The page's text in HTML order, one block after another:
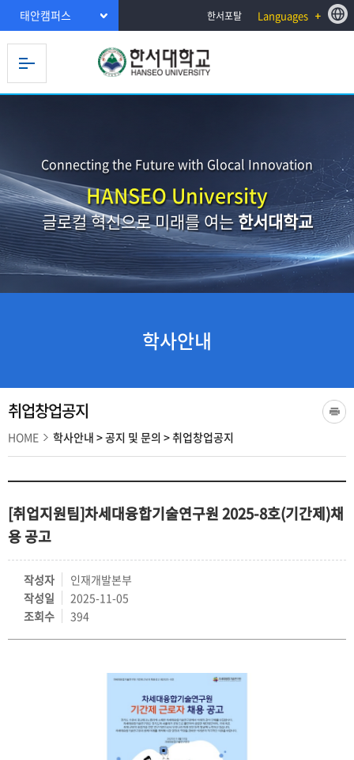
태안캠퍼스 한서포탈 Languages
Connecting the Future with Glocal Innovation
HANSEO University
글로컬 혁신으로 미래를 여는한서대학교
학사안내
취업창업공지
HOME 학사안내 >공지 및 문의 >취업창업공지
[취업지원팀]차세대융합기술연구원 2025-8호(기간제)채
용 공고
작성자
인재개발본부
작성일
2025-11-05
조회수
394